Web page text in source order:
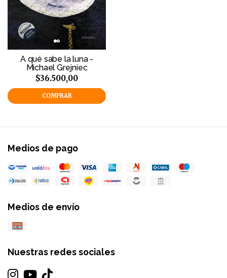
A qué sabe la luna -
Michael Grejniec
$36.500,00
COMPRAR
Medios de pago
Medios de envío
Nuestras redes sociales